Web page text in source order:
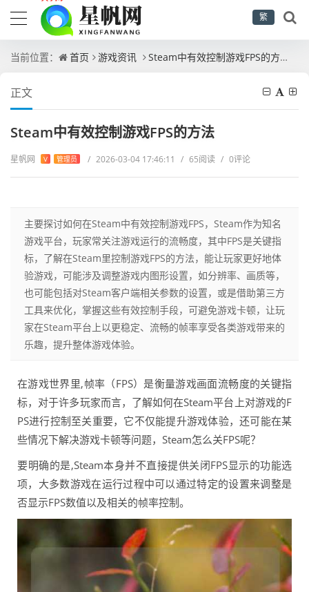
繁
当前位置： 首页 游戏资讯 Steam中有效控制游戏FPS的方法
正文
Steam中有效控制游戏FPS的方法
星帆网 V 管理员 / 2026-03-04 17:46:11 / 65阅读 / 0评论
主要探讨如何在Steam中有效控制游戏FPS，Steam作为知名
游戏平台，玩家常关注游戏运行的流畅度，其中FPS是关键指
标，了解在Steam里控制游戏FPS的方法，能让玩家更好地体
验游戏，可能涉及调整游戏内图形设置，如分辨率、画质等，
也可能包括对Steam客户端相关参数的设置，或是借助第三方
工具来优化，掌握这些有效控制手段，可避免游戏卡顿，让玩
家在Steam平台上以更稳定、流畅的帧率享受各类游戏带来的
乐趣，提升整体游戏体验。
在游戏世界里,帧率（FPS）是衡量游戏画面流畅度的关键指
标，对于许多玩家而言，了解如何在Steam平台上对游戏的F
PS进行控制至关重要，它不仅能提升游戏体验，还可能在某
些情况下解决游戏卡顿等问题，Steam怎么关FPS呢？
要明确的是,Steam本身并不直接提供关闭FPS显示的功能选
项，大多数游戏在运行过程中可以通过特定的设置来调整是
否显示FPS数值以及相关的帧率控制。